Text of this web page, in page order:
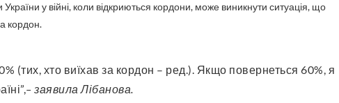
у війні, коли відкриються кордони, може виникнути ситуація, що
кордон.
– заявила Лібанова.